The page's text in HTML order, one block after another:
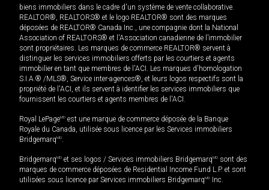
biens immobiliers dans le cadre d'un système de vente collaborative.
REALTOR®, REALTORS® et le logo REALTOR® sont des marques
déposées de REALTOR® Canada Inc., une compagnie dont la National
Association of REALTORS® et l'Association canadienne de l’immobilier
sont propriétaires. Les marques de commerce REALTOR® servent à
distinguer les services immobiliers offerts par les courtiers et agents
immobilier en tant que membres de l'ACI. Les marques d'homologation
S.I.A.® /MLS®, Service inter-agences®, et leurs logos respectifs sont la
propriété de l'ACI, et ils servent à identifier les services immobiliers que
fournissent les courtiers et agents membres de l'ACI.
Royal LePageMD est une marque de commerce déposée de la Banque
Royale du Canada, utilisée sous licence par les Services immobiliers
BridgemarqMD
BridgemarqMD et ses logos / Services immobiliers BridgemarqMD sont des
marques de commerce déposées de Residential Income Fund L.P. et sont
utilisées sous licence par Services immobiliers BridgemarqMD Inc.